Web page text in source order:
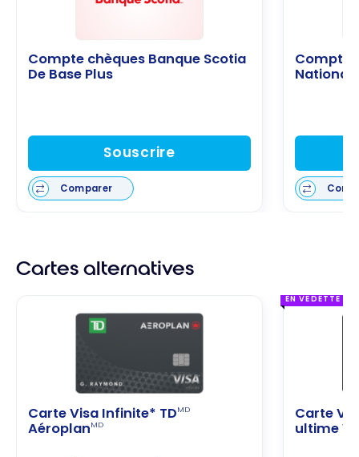
Compte chèques Banque Scotia
De Base Plus
Souscrire
Comparer
Compte
Cartes alternatives
Carte Visa Infinite* TDMD
AéroplanMD
EN VEDETTE
Carte
ultime